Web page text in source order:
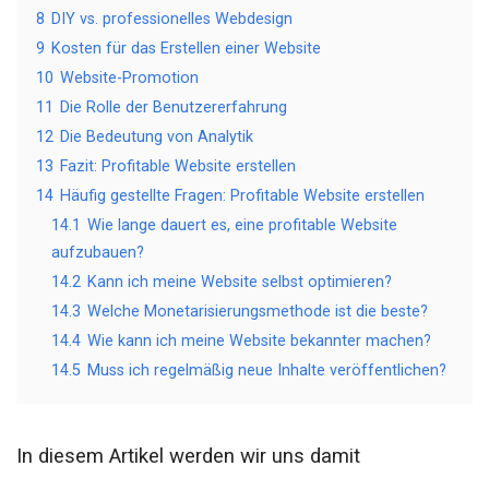
8 DIY vs. professionelles Webdesign
9 Kosten für das Erstellen einer Website
10 Website-Promotion
11
Die Rolle der Benutzererfahrung
12 Die Bedeutung von Analytik
13 Fazit: Profitable Website erstellen
14 Häufig gestellte Fragen: Profitable Website erstellen
14.1 Wie lange dauert es, eine profitable Website
aufzubauen?
14.2 Kann ich meine Website selbst optimieren?
14.3 Welche Monetarisierungsmethode ist die beste?
14.4 Wie kann ich meine Website bekannter machen?
14.5 Muss ich regelmäßig neue Inhalte veröffentlichen?
In diesem Artikel werden wir uns damit